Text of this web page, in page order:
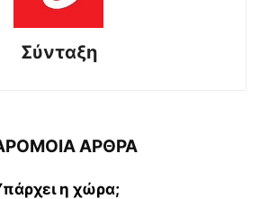
Σύνταξη
ΑΡΘΡΑ
η χώρα;